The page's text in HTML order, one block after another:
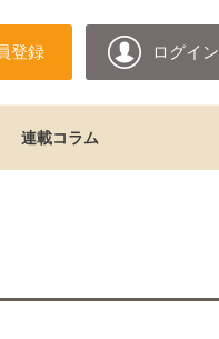
登録 ログイン
連載コラム